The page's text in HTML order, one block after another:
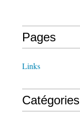
Pages
Links
Catégories